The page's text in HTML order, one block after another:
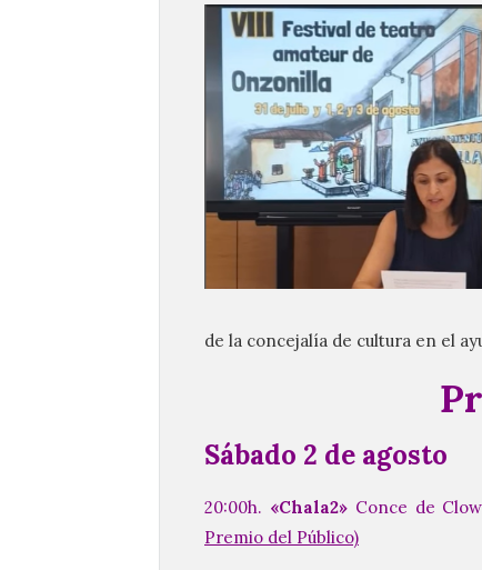
de la concejalía de cultura en el
Sábado 2 de agosto
20:00h. «Chala2»Conce de
Premio del Público)